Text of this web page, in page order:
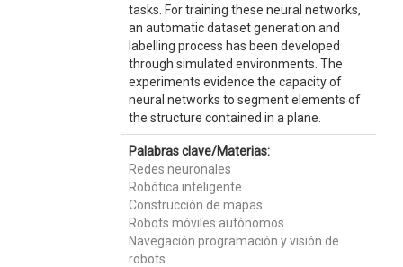
tasks. For training these neural networks,
an automatic dataset generation and
labelling process has been developed
through simulated environments. The
experiments evidence the capacity of
neural networks to segment elements of
the structure contained in a plane.
Palabras clave/Materias:
Redes neuronales
Robótica inteligente
Construcción de mapas
Robots móviles autónomos
Navegación programación y visión de
robots